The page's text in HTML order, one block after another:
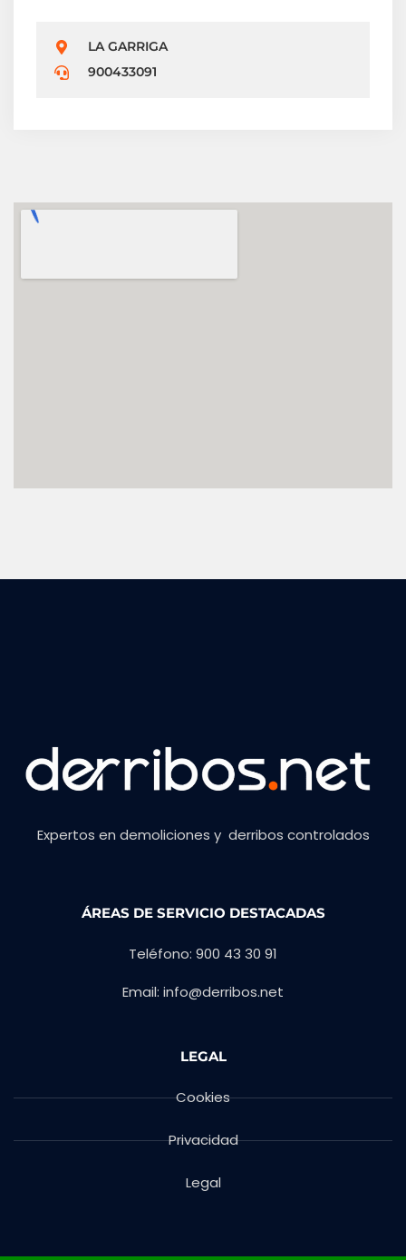
LA GARRIGA
900433091
Expertos en demoliciones y derribos controlados
ÁREAS DE SERVICIO DESTACADAS
Teléfono: 900 43 30 91
Email: info@derribos.net
LEGAL
Cookies
Privacidad
Legal